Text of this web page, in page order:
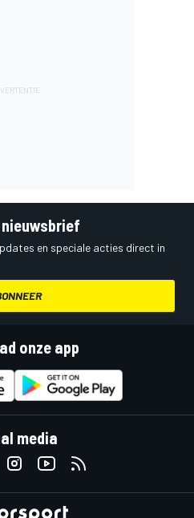
en speciale acties direct in
onze app
media